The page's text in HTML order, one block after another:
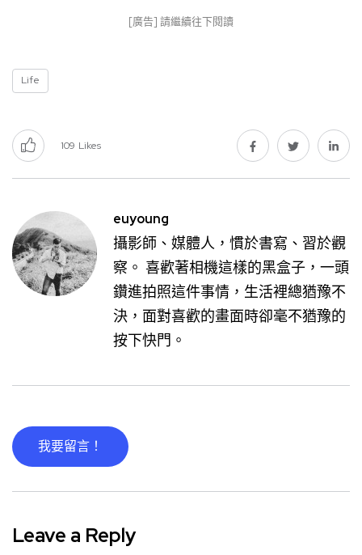
[廣告] 請繼續往下閱讀
Life
109 Likes
euyoung
攝影師、媒體人，慣於書寫、習於觀
察。 喜歡著相機這樣的黑盒子，一頭
鑽進拍照這件事情，生活裡總猶豫不
決，面對喜歡的畫面時卻毫不猶豫的
按下快門。
我要留言！
Leave a Reply